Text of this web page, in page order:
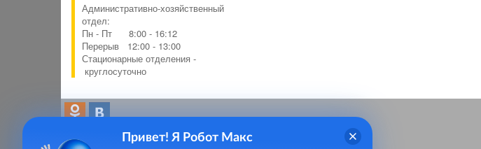
Административно-хозяйственный
отдел:
Пн - Пт 8:00 - 16:12
Перерыв 12:00 - 13:00
Стационарные отделения -
круглосуточно
Привет! Я Робот Макс